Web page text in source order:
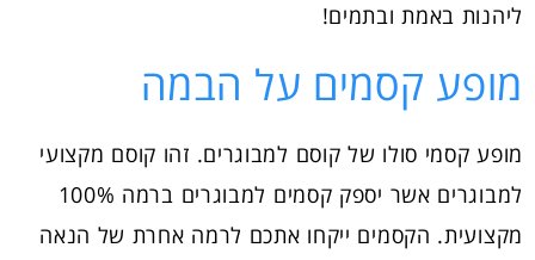
ליהנות באמת ובתמים!
מופע קסמים על הבמה
מופע קסמי סולו של קוסם למבוגרים. זהו קוסם מקצועי
למבוגרים אשר יספק קסמים למבוגרים ברמה 100%
מקצועית. הקסמים ייקחו אתכם לרמה אחרת של הנאה